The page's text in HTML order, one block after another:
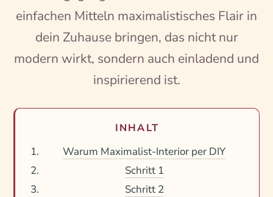
einfachen Mitteln maximalistisches Flair in
dein Zuhause bringen, das nicht nur
modern wirkt, sondern auch einladend und
inspirierend ist.
INHALT
Warum Maximalist-Interior per DIY
Schritt 1
Schritt 2